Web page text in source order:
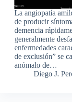
La angiopatía
de producir
demencia
generalmente
enfermedades
de exclusión” se
anómalo de…
Diego J.